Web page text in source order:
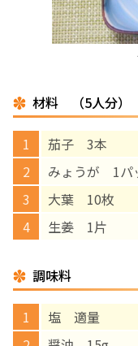
材料 （5人分）
茄子 3本
みょうが 1パ
大葉 10枚
生姜 1片
調味料
塩 適量
‘さんルー
遠方にお住まい